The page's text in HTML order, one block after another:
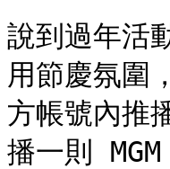
說到過年活
用節慶氛圍
方帳號內推
播一則